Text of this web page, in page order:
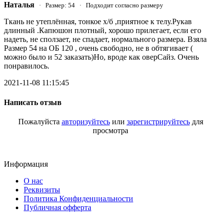
Наталья · Размер: 54 · Подходит согласно размеру
Ткань не утеплённая, тонкое х/б ,приятное к телу.Рукав
длинный .Капюшон плотный, хорошо прилегает, если его
надеть, не сползает, не спадает, нормального размера. Взяла
Размер 54 на ОБ 120 , очень свободно, не в обтягивает (
можно было и 52 заказать)Но, вроде как оверСайз. Очень
понравилось.
2021-11-08 11:15:45
Написать отзыв
Пожалуйста авторизуйтесьили зарегистрируйтесьдля
просмотра
Информация
О нас
Реквизиты
Политика Конфиденциальности
Публичная офферта